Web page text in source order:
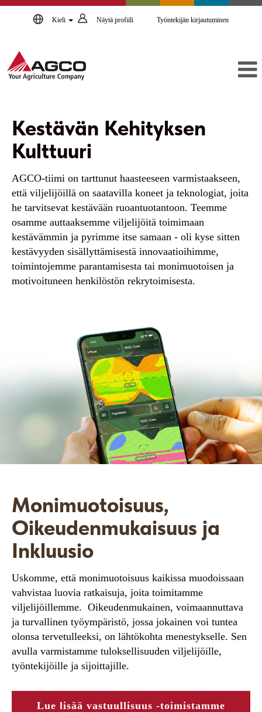
Kieli Näytä profiili Työntekijän kirjautuminen
Kestävän Kehityksen
Kulttuuri
AGCO-tiimi on tarttunut haasteeseen varmistaakseen,
että viljelijöillä on saatavilla koneet ja teknologiat, joita
he tarvitsevat kestävään ruoantuotantoon. Teemme
osamme auttaaksemme viljelijöitä toimimaan
kestävämmin ja pyrimme itse samaan - oli kyse sitten
kestävyyden sisällyttämisestä innovaatioihimme,
toimintojemme parantamisesta tai monimuotoisen ja
motivoituneen henkilöstön rekrytoimisesta.
Monimuotoisuus,
Oikeudenmukaisuus ja
Inkluusio
Uskomme, että monimuotoisuus kaikissa muodoissaan
vahvistaa luovia ratkaisuja, joita toimitamme
viljelijöillemme. Oikeudenmukainen, voimaannuttava
ja turvallinen työympäristö, jossa jokainen voi tuntea
olonsa tervetulleeksi, on lähtökohta menestykselle. Sen
avulla varmistamme tuloksellisuuden viljelijöille,
työntekijöille ja sijoittajille.
Lue lisää vastuullisuus -toimistamme